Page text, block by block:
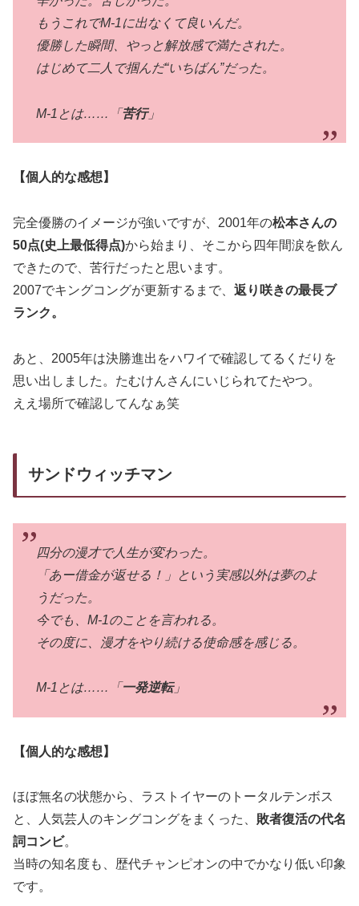
もうこれでM-1に出なくて良いんだ。
優勝した瞬間、やっと解放感で満たされた。
はじめて二人で掴んだ“いちばん”だった。
M-1とは……「 苦行」
【個人的な感想】
完全優勝のイメージが強いですが、2001年の松本さんの
50点(史上最低得点)から始まり、そこから四年間涙を飲ん
できたので、苦行だったと思います。
2007でキングコングが更新するまで、 返り咲きの最長ブ
ランク。
あと、2005年は決勝進出をハワイで確認してるくだりを
思い出しました。たむけんさんにいじられてたやつ。
ええ場所で確認してんなぁ笑
サンドウィッチマン
四分の漫才で人生が変わった。
「あー借金が返せる！」という実感以外は夢のよ
うだった。
今でも、M-1のことを言われる。
その度に、漫才をやり続ける使命感を感じる。
M-1とは……「 一発逆転」
【個人的な感想】
ほぼ無名の状態から、ラストイヤーのトータルテンボス
と、人気芸人のキングコングをまくった、 敗者復活の代名
詞コンビ。
当時の知名度も、歴代チャンピオンの中でかなり低い印象
です。